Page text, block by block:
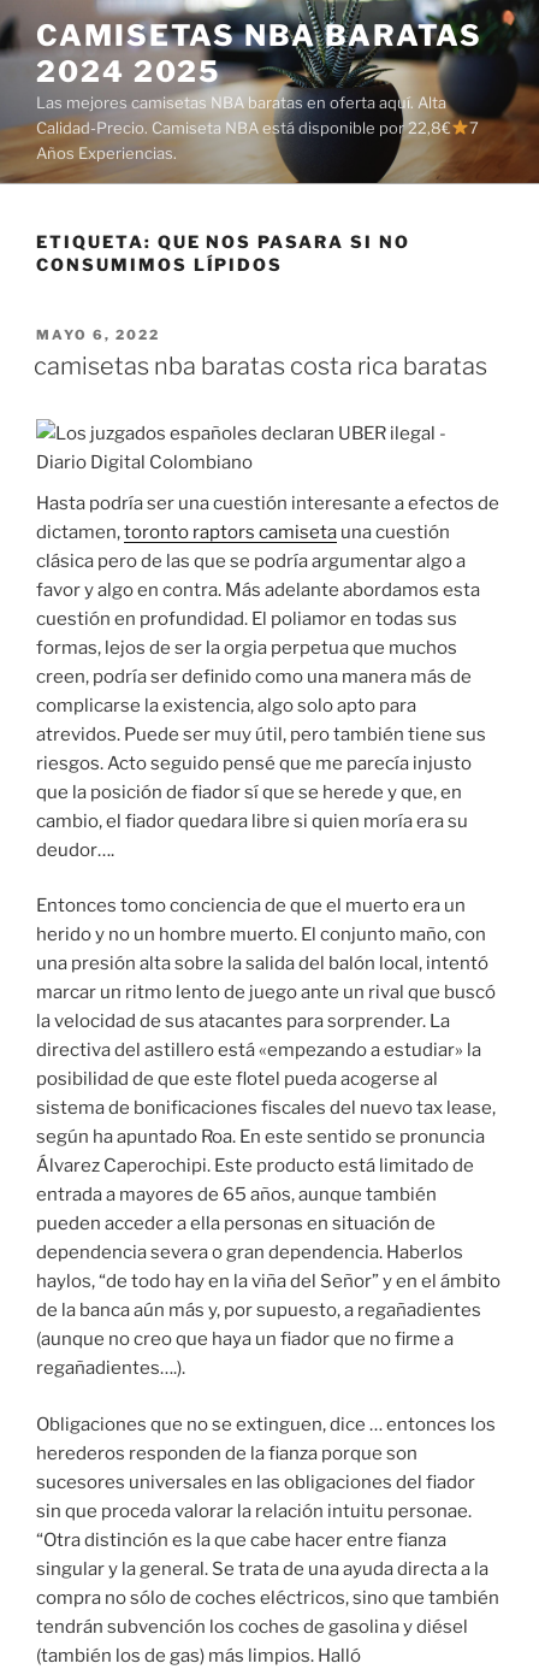
Saltar
al
contenido
CAMISETAS NBA BARATAS
2024 2025
Las mejores camisetas NBA baratas en oferta aquí. Alta
Calidad-Precio. Camiseta NBA está disponible por 22,8€
7
Años Experiencias.
ETIQUETA: QUE NOS PASARA SI NO
CONSUMIMOS LÍPIDOS
PUBLICADO
MAYO 6, 2022
camisetas nba baratas costa rica baratas
Hasta podría ser una cuestión interesante a efectos de
dictamen,toronto raptors camiseta una cuestión
clásica pero de las que se podría argumentar algo a
favor y algo en contra. Más adelante abordamos esta
cuestión en profundidad. El poliamor en todas sus
formas, lejos de ser la orgia perpetua que muchos
creen, podría ser definido como una manera más de
complicarse la existencia, algo solo apto para
atrevidos. Puede ser muy útil, pero también tiene sus
riesgos. Acto seguido pensé que me parecía injusto
que la posición de fiador sí que se herede y que, en
cambio, el fiador quedara libre si quien moría era su
deudor….
Entonces tomo conciencia de que el muerto era un
herido y no un hombre muerto. El conjunto maño, con
una presión alta sobre la salida del balón local, intentó
marcar un ritmo lento de juego ante un rival que buscó
la velocidad de sus atacantes para sorprender. La
directiva del astillero está «empezando a estudiar» la
posibilidad de que este flotel pueda acogerse al
sistema de bonificaciones fiscales del nuevo tax lease,
según ha apuntado Roa. En este sentido se pronuncia
Álvarez Caperochipi. Este producto está limitado de
entrada a mayores de 65 años, aunque también
pueden acceder a ella personas en situación de
dependencia severa o gran dependencia. Haberlos
haylos, “de todo hay en la viña del Señor” y en el ámbito
de la banca aún más y, por supuesto, a regañadientes
(aunque no creo que haya un fiador que no firme a
regañadientes….).
Obligaciones que no se extinguen, dice … entonces los
herederos responden de la fianza porque son
sucesores universales en las obligaciones del fiador
sin que proceda valorar la relación intuitu personae.
“Otra distinción es la que cabe hacer entre fianza
singular y la general. Se trata de una ayuda directa a la
compra no sólo de coches eléctricos, sino que también
tendrán subvención los coches de gasolina y diésel
(también los de gas) más limpios. Halló